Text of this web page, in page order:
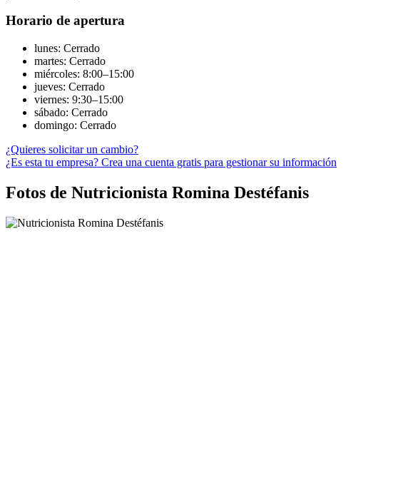
Horario de apertura
lunes: Cerrado
martes: Cerrado
miércoles: 8:00–15:00
jueves: Cerrado
viernes: 9:30–15:00
sábado: Cerrado
domingo: Cerrado
¿Quieres solicitar un cambio?
¿Es esta tu empresa? Crea una cuenta gratis para gestionar su información
Fotos de Nutricionista Romina Destéfanis